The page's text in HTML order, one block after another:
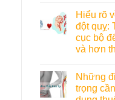
Hiểu rõ
đột quỵ:
cục bộ
và hơn
Những
trọng